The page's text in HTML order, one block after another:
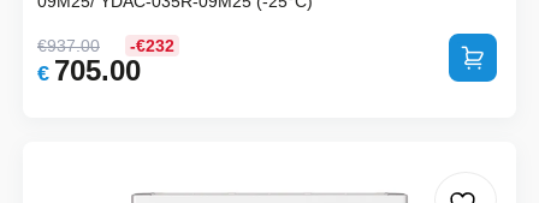
-€232
€937.00
Original
€ 705.00Current